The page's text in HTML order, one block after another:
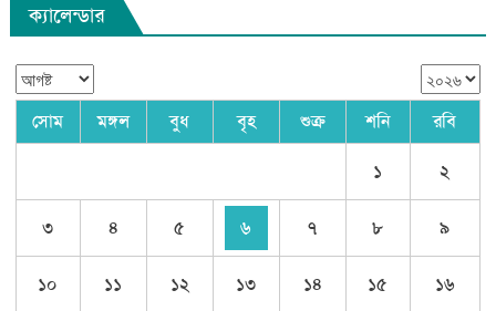
ক্যালেন্ডার
সোম মঙ্গল বুধ বৃহ শুক্র শনি রবি
১ ২
৩ ৪ ৫ ৬ ৭ ৮ ৯
১০ ১১ ১২ ১৩ ১৪ ১৫ ১৬